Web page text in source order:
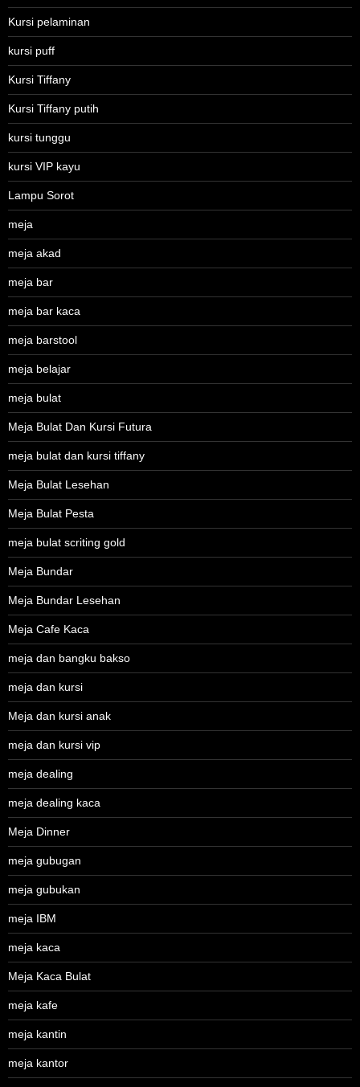
Kursi pelaminan
kursi puff
Kursi Tiffany
Kursi Tiffany putih
kursi tunggu
kursi VIP kayu
Lampu Sorot
meja
meja akad
meja bar
meja bar kaca
meja barstool
meja belajar
meja bulat
Meja Bulat Dan Kursi Futura
meja bulat dan kursi tiffany
Meja Bulat Lesehan
Meja Bulat Pesta
meja bulat scriting gold
Meja Bundar
Meja Bundar Lesehan
Meja Cafe Kaca
meja dan bangku bakso
meja dan kursi
Meja dan kursi anak
meja dan kursi vip
meja dealing
meja dealing kaca
Meja Dinner
meja gubugan
meja gubukan
meja IBM
meja kaca
Meja Kaca Bulat
meja kafe
meja kantin
meja kantor